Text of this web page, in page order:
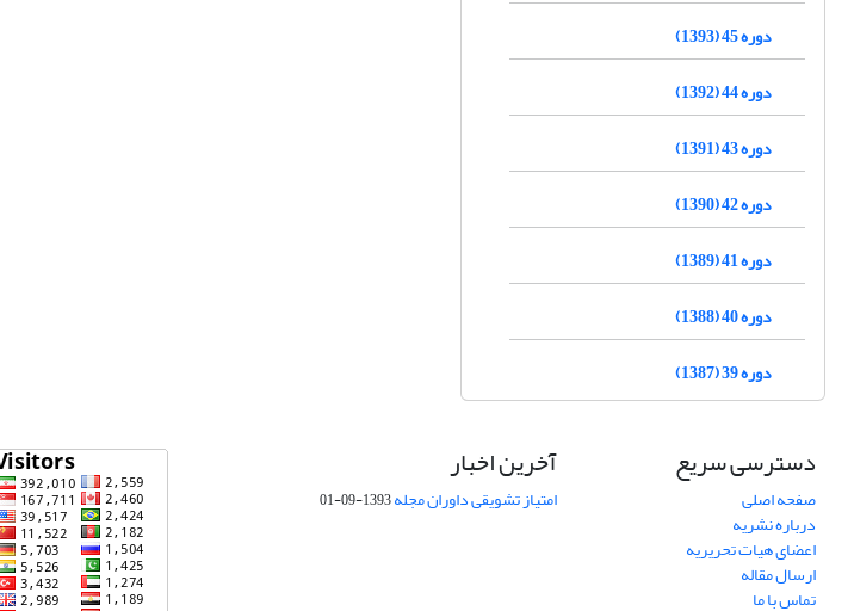
دوره 45 (1393)
دوره 44 (1392)
دوره 43 (1391)
دوره 42 (1390)
دوره 41 (1389)
دوره 40 (1388)
دوره 39 (1387)
دسترسی سریع
صفحه اصلی
درباره نشریه
اعضای هیات تحریریه
ارسال مقاله
تماس با ما
آخرین اخبار
امتیاز تشویقی داوران مجله1393-09-01